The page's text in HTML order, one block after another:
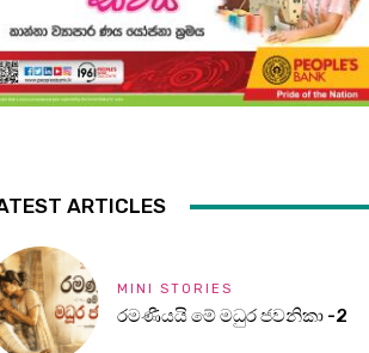
ARTICLES
MINI STORIES
රමණීයයි මේ මධුර ජවනිකා -2